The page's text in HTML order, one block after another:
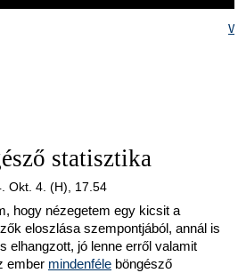
statisztika
Okt. 4. (H), 17.54
hogy nézegetem egy kicsit a
eloszlása szempontjából, annál is
elhangzott, jó lenne erről valamit
ember mindenféle böngésző